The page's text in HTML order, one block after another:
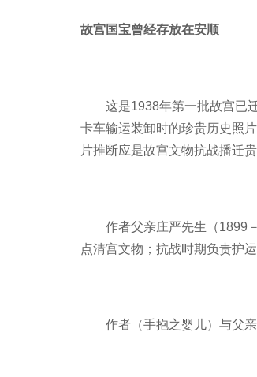
故宫国宝曾经存放在安顺
这是1938年第一批故宫已
卡车输运装卸时的珍贵历史照
片推断应是故宫文物抗战播迁
作者父亲庄严先生（1899
点清宫文物；抗战时期负责护
作者（手抱之婴儿）与父